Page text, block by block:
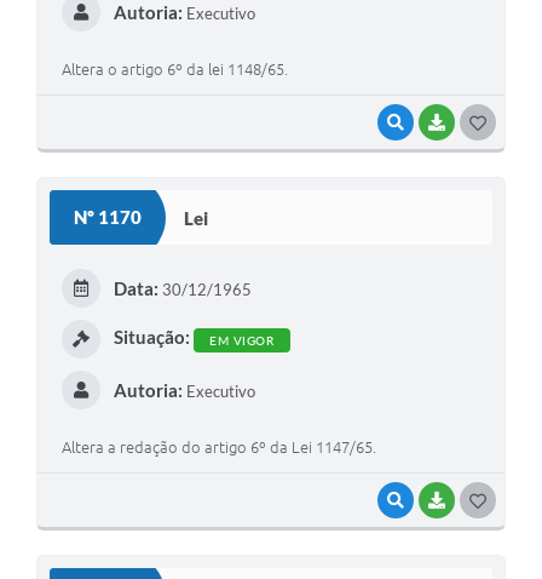
VISUALIZAR
BAIXAR
Autoria: Executivo
Altera o artigo 6º da lei 1148/65.
Nº 1170 Lei
VISUALIZAR
BAIXAR
Data: 30/12/1965
Situação: EM VIGOR
Autoria: Executivo
Altera a redação do artigo 6º da Lei 1147/65.